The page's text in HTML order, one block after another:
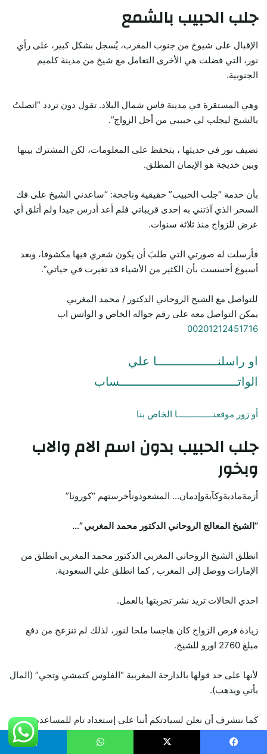
جلب الحبيب بالشمع
الإقبال على شيوخ من جنوب المغرب، يُسجل بشكل كبير، على رأي
نور، التي فضلت هي الأخرى التعامل مع شيخ من مدينة كلميم
الجنوبية.
وهي المستقرة في مدينة فاس شمال البلاد. تقول دون تردد “اتصلتُ
بالشيخ ليجلب لي حبيبي من أجل الزواج”.
تضيف نور في حديثها ، بتحفظ على المعلومات، لكن المشترك بينها
وبين خديجة هو الإيمان المطلق.
بأن خدمة “جلب الحبيب” حقيقية وناجحة: “ساعدني الشيخ على فك
السحر الذي آذتني به إحدى قريباتي فلم أعد أدرس جيدا ولم أتلق أي
عرض للزواج منذ ثلاثة سنوات.
فأرسلت له صورتي التي طلبَ أن يكون شعري فيها مكشوفا، وبعد
أسبوع أحسست بأن الكثير من الأشياء قد تغيرت في حياتي”.
للتواصل مع الشيخ الروحاني الدكتور / محمد المغربي
يمكن التواصل معه على رقم جواله الخاص و الواتس اب
00201212451716
او راسلنـــــــــــــــــا علي
الواتـــــــــــــــــــــــــــــــــساب
أو زور موقعنـــــــــــــــا الخاص بنا
جلب الحبيب بدون اسم الام والاب
وبخور
أزمةماديةوكآبةوإدمان… المشعوذونأخرستهم “كورونا”
“الشيخ المعالج الروحاني الدكتور محمد المغربي ”…
انطلق الشيخ الروحاني المغربي الدكتور محمد المغربي انطلق من
الإمارات ووصل إلى المغرب , كما انطلق علي السعودية.
احدي الحالات تريد نشر تجربتها بالعمل.
زيادة فرص الزواج كان هاجسا ملحا لنور، لذلك لم تنزعج من دفع
مبلغ 2760 اورو للشيخ.
لأنها على حد قولها بالدارجة المغربية “الفلوس كتمشي وتجي” (المال
يأتي ويذهب).
كما نتشرف أن نعلن لسيادتكم أننا على إستعداد تام للمساعده
وهي اليوم فرحة جدا وسعيدة بالزواج من شخص تقدم لخطبتها.